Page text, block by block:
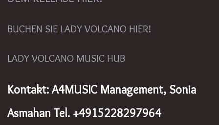
BUCHEN SIE LADY VOLCANO HIER!
LADY VOLCANO MUSIC HUB
Kontakt: A4MUSIC Management, Sonia
Asmahan Tel. +4915228297964